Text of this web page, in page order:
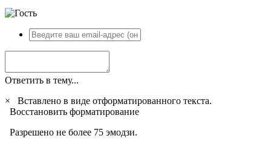
Ответить в тему...
×
Вставлено в виде отформатированного текста.
Восстановить форматирование
Разрешено не более 75 эмодзи.